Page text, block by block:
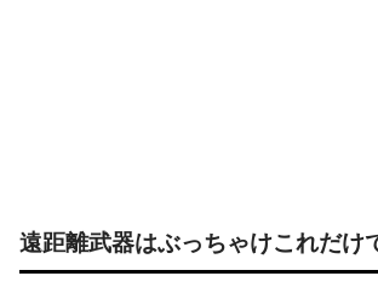
遠距離武器はぶっちゃけこれだけ